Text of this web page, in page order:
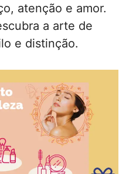
atenção e amor.
a arte de
e distinção.